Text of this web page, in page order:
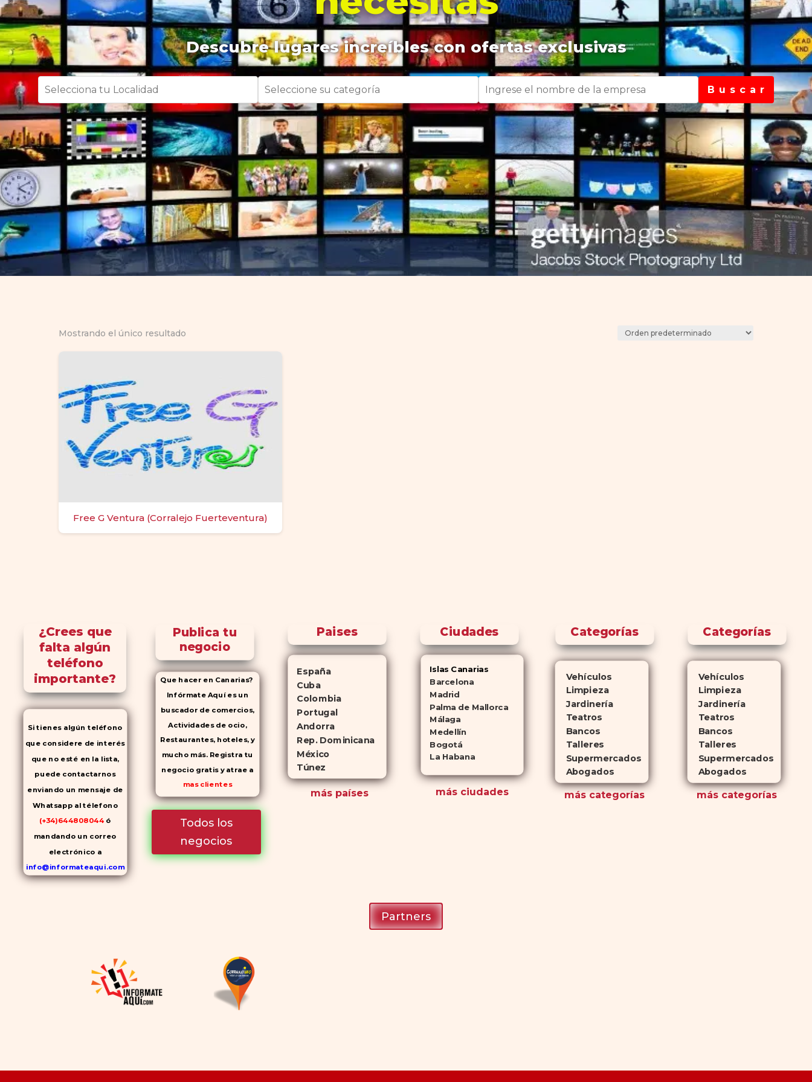
Descubre lugares increíbles con ofertas exclusivas
B u s c a r
Mostrando el único resultado
Free G Ventura (Corralejo Fuerteventura)
¿Crees que
falta algún
teléfono
importante?
Si tienes algún teléfono
que considere de interés
que no esté en la lista,
puede contactarnos
enviando un mensaje de
Whatsapp al télefono
(+34)644808044 ó
mandando un correo
electrónico a
info@informateaqui.com
Mientras que antes la
permitido la producción de
alternativas genéricas tanto
Publica tu
negocio
Que hacer en Canarias?
Infórmate Aquí es un
buscador de comercios,
Actividades de ocio,
Restaurantes, hoteles, y
mucho más. Registra tu
negocio gratis y atrae a
mas clientes
Todos los
negocios
Paises
España
Cuba
Colombia
Portugal
Andorra
Rep. Dominicana
México
Túnez
más países
Ciudades
Islas Canarias
Barcelona
Madrid
Palma de Mallorca
Málaga
Medellín
Bogotá
La Habana
más ciudades
Categorías
Vehículos
Limpieza
Jardinería
Teatros
Bancos
Talleres
Supermercados
Abogados
más categorías
Categorías
Vehículos
Limpieza
Jardinería
Teatros
Bancos
Talleres
Supermercados
Abogados
más categorías
Partners